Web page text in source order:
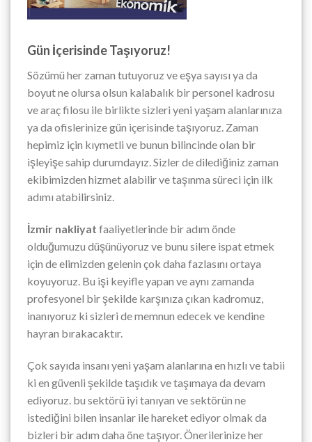
Gün İçerisinde Taşıyoruz!
Sözümü her zaman tutuyoruz ve eşya sayısı ya da
boyut ne olursa olsun kalabalık bir personel kadrosu
ve araç filosu ile birlikte sizleri yeni yaşam alanlarınıza
ya da ofislerinize gün içerisinde taşıyoruz. Zaman
hepimiz için kıymetli ve bunun bilincinde olan bir
işleyişe sahip durumdayız. Sizler de dilediğiniz zaman
ekibimizden hizmet alabilir ve taşınma süreci için ilk
adımı atabilirsiniz.
İzmir nakliyat faaliyetlerinde bir adım önde
olduğumuzu düşünüyoruz ve bunu silere ispat etmek
için de elimizden gelenin çok daha fazlasını ortaya
koyuyoruz. Bu işi keyifle yapan ve aynı zamanda
profesyonel bir şekilde karşınıza çıkan kadromuz,
inanıyoruz ki sizleri de memnun edecek ve kendine
hayran bırakacaktır.
Çok sayıda insanı yeni yaşam alanlarına en hızlı ve tabii
ki en güvenli şekilde taşıdık ve taşımaya da devam
ediyoruz. bu sektörü iyi tanıyan ve sektörün ne
istediğini bilen insanlar ile hareket ediyor olmak da
bizleri bir adım daha öne taşıyor. Önerilerinize her